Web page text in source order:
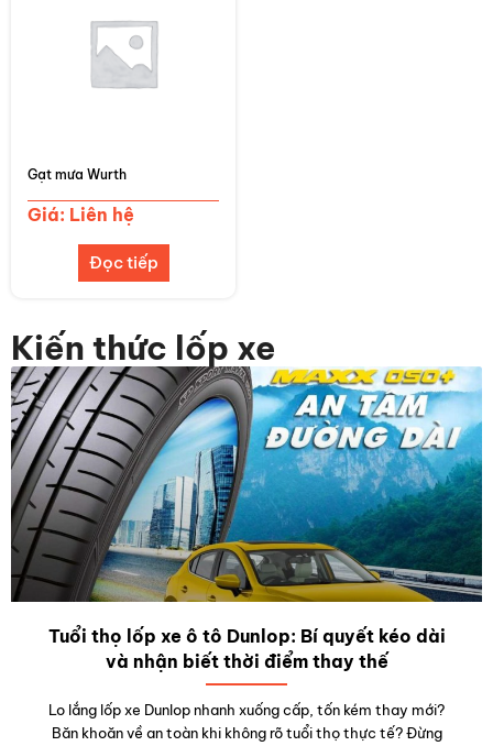
Gạt mưa Wurth
Giá: Liên hệ
Đọc tiếp
Kiến thức lốp xe
Tuổi thọ lốp xe ô tô Dunlop: Bí quyết kéo dài
và nhận biết thời điểm thay thế
Lo lắng lốp xe Dunlop nhanh xuống cấp, tốn kém thay mới?
Băn khoăn về an toàn khi không rõ tuổi thọ thực tế? Đừng